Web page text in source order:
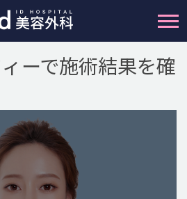
ーで施術結果を確